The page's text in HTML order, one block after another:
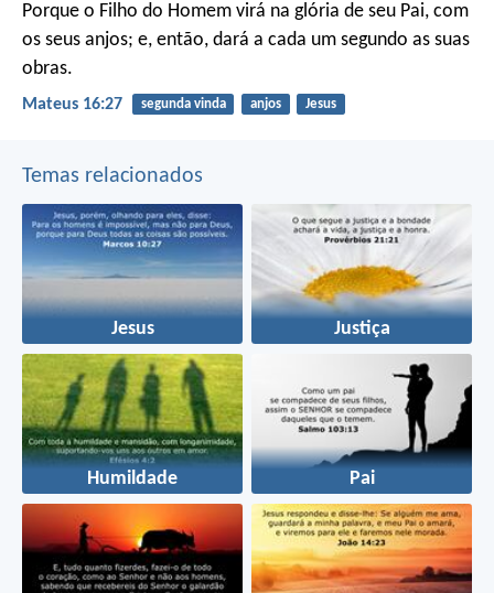
Porque o Filho do Homem virá na glória de seu Pai, com
os seus anjos; e, então, dará a cada um segundo as suas
obras.
Mateus 16:27 segunda vinda anjos Jesus
Temas relacionados
Jesus Justiça
Humildade Pai